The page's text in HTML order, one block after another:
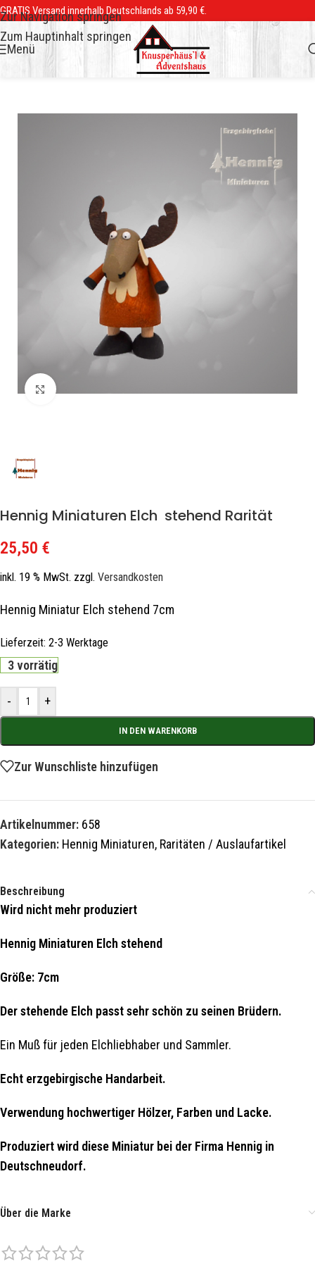
Zur Navigation springen
Zum Hauptinhalt springen
GRATIS Versand innerhalb Deutschlands ab 59,90 €.
Menü
Zum Vergrößern klicken
Hennig Miniaturen Elch stehend Rarität
25,50 €
inkl. 19 % MwSt. zzgl. Versandkosten
Hennig Miniatur Elch stehend 7cm
Lieferzeit: 2-3 Werktage
3 vorrätig
- +
IN DEN WARENKORB
Zur Wunschliste hinzufügen
Artikelnummer: 658
Kategorien: Hennig Miniaturen, Raritäten / Auslaufartikel
Beschreibung
Wird nicht mehr produziert
Hennig Miniaturen Elch stehend
Größe: 7cm
Der stehende Elch passt sehr schön zu seinen Brüdern.
Ein Muß für jeden Elchliebhaber und Sammler.
Echt erzgebirgische Handarbeit.
Verwendung hochwertiger Hölzer, Farben und Lacke.
Produziert wird diese Miniatur bei der Firma Hennig in
Deutschneudorf.
Über die Marke